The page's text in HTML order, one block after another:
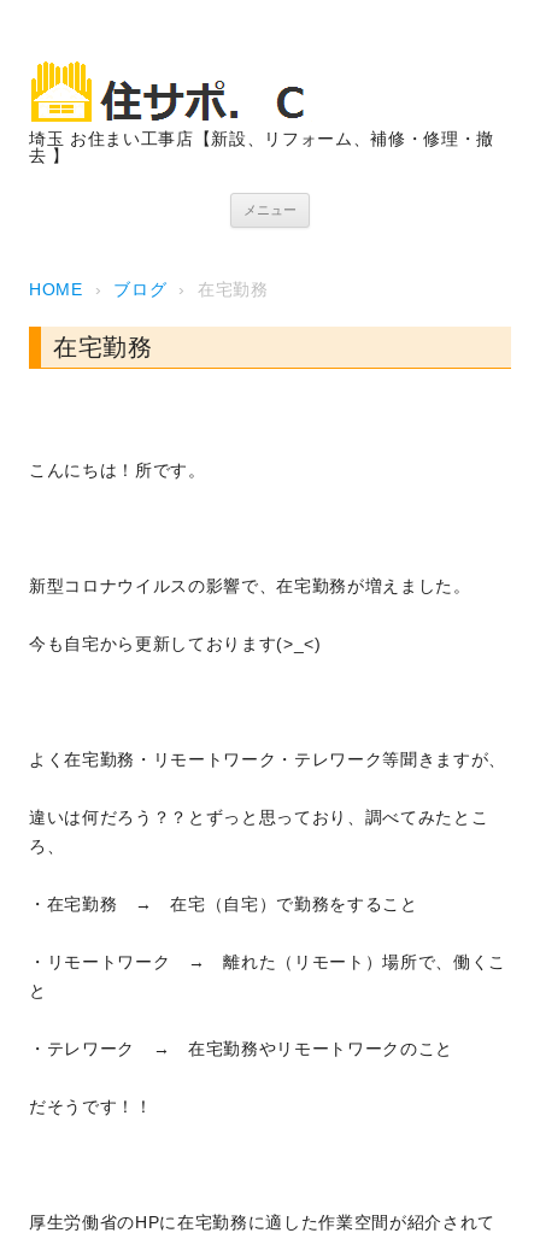
埼玉 お住まい工事店【新設、リフォーム、補修・修理・撤
去 】
メニュー
HOME › ブログ › 在宅勤務
在宅勤務
こんにちは！所です。
新型コロナウイルスの影響で、在宅勤務が増えました。
今も自宅から更新しております(>_<)
よく在宅勤務・リモートワーク・テレワーク等聞きますが、
違いは何だろう？？とずっと思っており、調べてみたとこ
ろ、
・在宅勤務 → 在宅（自宅）で勤務をすること
・リモートワーク → 離れた（リモート）場所で、働くこ
と
・テレワーク → 在宅勤務やリモートワークのこと
だそうです！！
厚生労働省のHPに在宅勤務に適した作業空間が紹介されて